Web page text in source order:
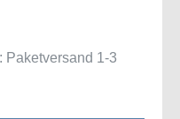
Paketversand 1-3